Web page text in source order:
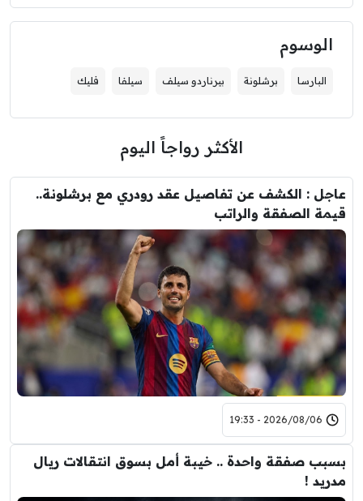
الوسوم
البارسا برشلونة بيرناردو سيلف سيلفا فليك
الأكثر رواجاً اليوم
عاجل : الكشف عن تفاصيل عقد رودري مع برشلونة..
قيمة الصفقة والراتب
2026/08/06 - 19:33
بسبب صفقة واحدة .. خيبة أمل بسوق انتقالات ريال
مدريد !